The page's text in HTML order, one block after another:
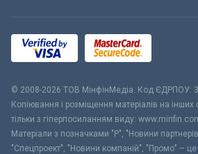
© 2008-2026 ТОВ МiнфiнМедiа. Код ЄДРПОУ:
Копіювання і розміщення матеріалів на
тільки з гіперпосиланням виду:
Матеріали з позначками "Р", "Новини
"Спецпроект", "Новини компаній", "Промо" – це